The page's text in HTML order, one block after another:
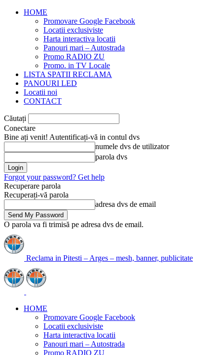
HOME
Promovare Google Facebook
Locatii exclusiviste
Harta interactiva locatii
Panouri mari – Autostrada
Promo RADIO ZU
Promo. in TV Locale
LISTA SPATII RECLAMA
PANOURI LED
Locatii noi
CONTACT
Căutați
Conectare
Bine ați venit! Autentificați-vă in contul dvs
numele dvs de utilizator
parola dvs
Forgot your password? Get help
Recuperare parola
Recuperați-vă parola
adresa dvs de email
O parola va fi trimisă pe adresa dvs de email.
Reclama in Pitesti – Arges – mesh, banner, publicitate
HOME
Promovare Google Facebook
Locatii exclusiviste
Harta interactiva locatii
Panouri mari – Autostrada
Promo RADIO ZU